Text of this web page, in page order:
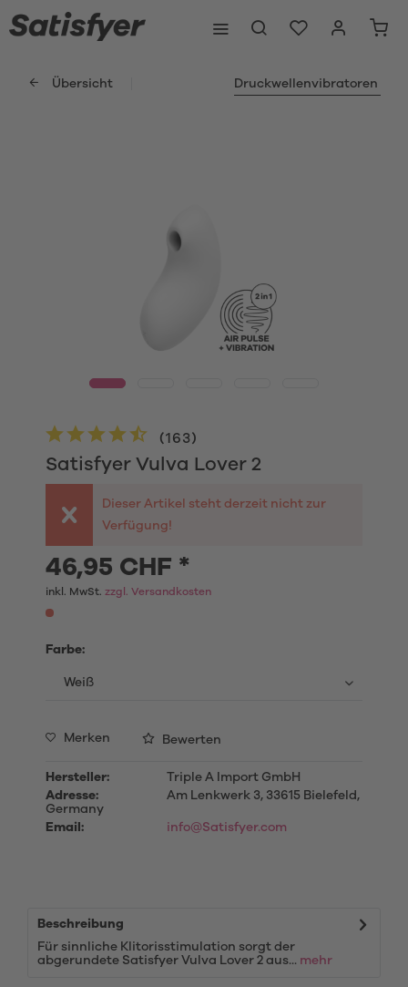
Übersicht Druckwellenvibratoren
Satisfyer Vulva Lover 2
(163)
Dieser Artikel steht derzeit nicht zur
Verfügung!
46,95 CHF *
inkl. MwSt. zzgl. Versandkosten
Farbe:
Merken Bewerten
Hersteller:
Triple A Import GmbH
Adresse:
Am Lenkwerk 3, 33615 Bielefeld,
Germany
Email:
info@Satisfyer.com
Beschreibung
Für sinnliche Klitorisstimulation sorgt der
abgerundete Satisfyer Vulva Lover 2 aus... mehr